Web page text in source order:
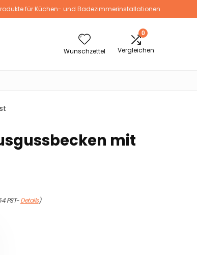
für Küchen- und Badezimmerinstallationen
Wunschzettel
0
Vergleichen
mit
PST-Details)